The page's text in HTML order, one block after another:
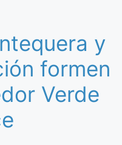
y
formen
Verde